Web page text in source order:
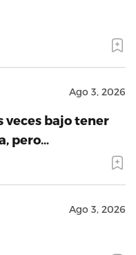
Ago 3, 2026
veces bajo tener
pero…
Ago 3, 2026